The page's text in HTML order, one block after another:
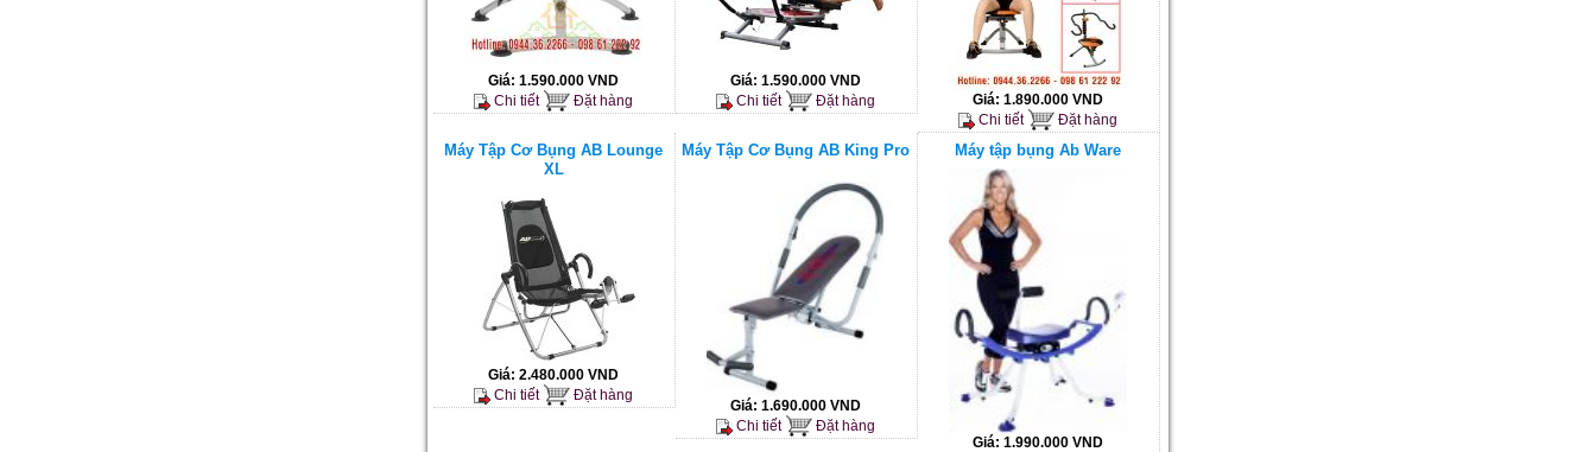
Giá: 1.590.000 VND
Chi tiết
Đặt hàng
Giá: 1.590.000 VND
Chi tiết
Đặt hàng Giá: 1.890.000 VND
Chi tiết
Đặt hàng
Máy Tập Cơ Bụng AB Lounge
XL
Giá: 2.480.000 VND
Chi tiết
Đặt hàng
Máy Tập Cơ Bụng AB King Pro
Giá: 1.690.000 VND
Chi tiết
Đặt hàng
Máy tập bụng Ab Ware
Giá: 1.990.000 VND